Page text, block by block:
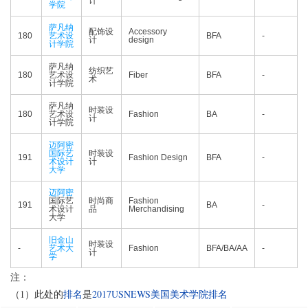
学院
180
萨凡纳
艺术设
计学院
配饰设
计
Accessory
design
BFA -
180
萨凡纳
艺术设
计学院
纺织艺
术
Fiber BFA -
180
萨凡纳
艺术设
计学院
时装设
计
Fashion BA -
191
迈阿密
国际艺
术设计
大学
时装设
计
Fashion Design BFA -
191
迈阿密
国际艺
术设计
大学
时尚商
品
Fashion
Merchandising
BA -
-
旧金山
艺术大
学
时装设
计
Fashion BFA/BA/AA -
注：
（1）此处的排名是2017USNEWS美国美术学院排名